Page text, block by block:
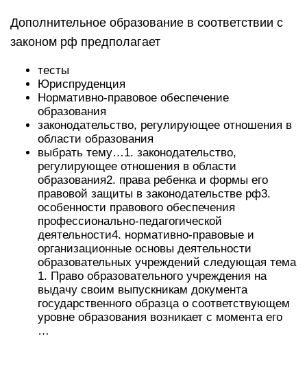
Дополнительное образование в соответствии с
законом рф предполагает
тесты
Юриспруденция
Нормативно-правовое обеспечение
образования
законодательство, регулирующее отношения в
области образования
выбрать тему…1. законодательство,
регулирующее отношения в области
образования2. права ребенка и формы его
правовой защиты в законодательстве рф3.
особенности правового обеспечения
профессионально-педагогической
деятельности4. нормативно-правовые и
организационные основы деятельности
образовательных учреждений следующая тема
1. Право образовательного учреждения на
выдачу своим выпускникам документа
государственного образца о соответствующем
уровне образования возникает с момента его
…